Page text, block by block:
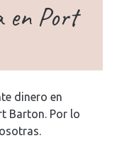
en Port
dinero en
Barton. Por lo